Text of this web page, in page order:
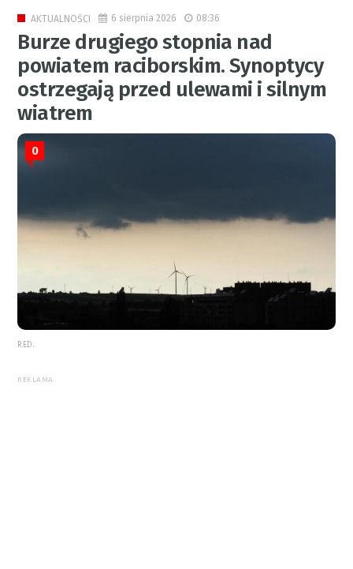
AKTUALNOŚCI 6 sierpnia 2026 08:36
Burze drugiego stopnia nad
powiatem raciborskim. Synoptycy
ostrzegają przed ulewami i silnym
wiatrem
0
RED.
REKLAMA